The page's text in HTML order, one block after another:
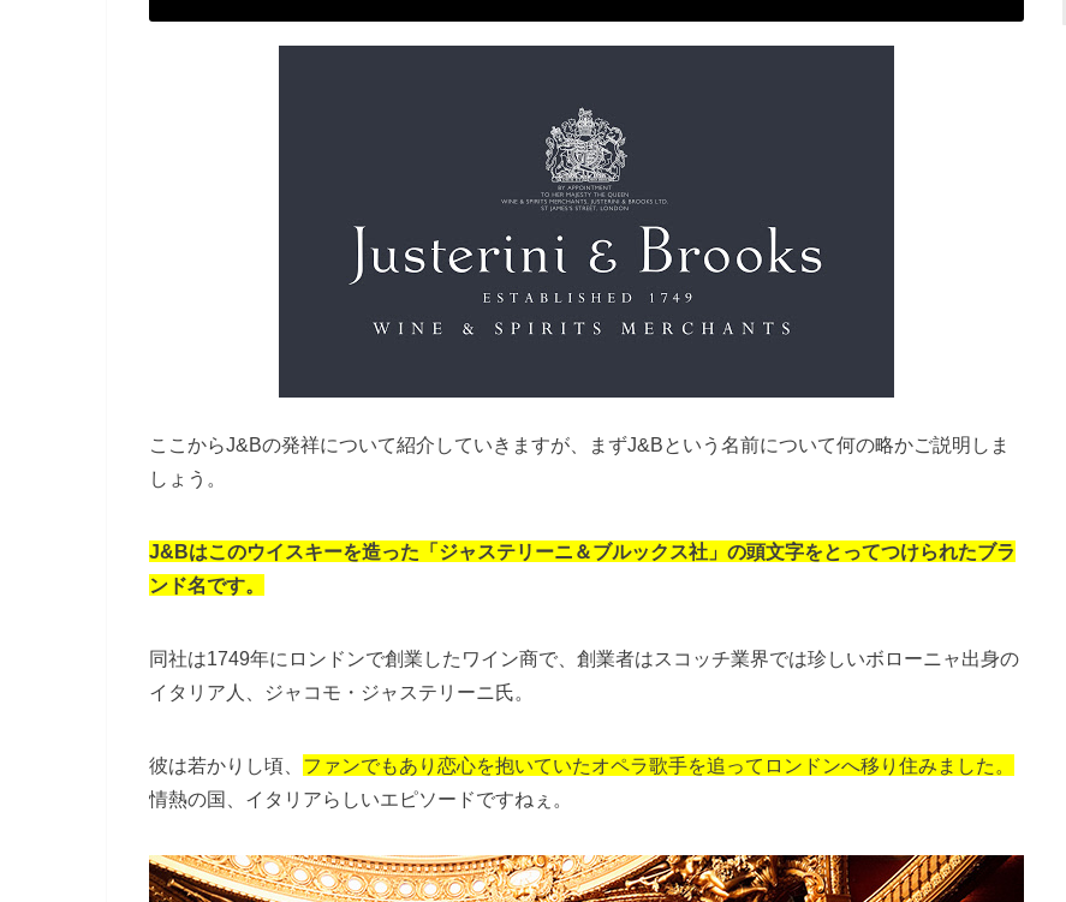
ここからJ&Bの発祥について紹介していきますが、まずJ&Bという名前について何の略かご説明しま
しょう。
J&Bはこのウイスキーを造った「ジャステリーニ＆ブルックス社」の頭文字をとってつけられたブラ
ンド名です。
同社は1749年にロンドンで創業したワイン商で、創業者はスコッチ業界では珍しいボローニャ出身の
イタリア人、ジャコモ・ジャステリーニ氏。
彼は若かりし頃、 ファンでもあり恋心を抱いていたオペラ歌手を追ってロンドンへ移り住みました。
情熱の国、イタリアらしいエピソードですねぇ。